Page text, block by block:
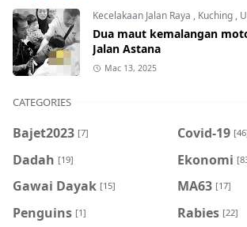
Kecelakaan Jalan Raya , Kuching ,
Dua maut kemalangan
Jalan Astana
Mac 13, 2025
CATEGORIES
Bajet2023 [7] Covid-19
Dadah [19] Ekonomi
Gawai Dayak [15] MA63 [17]
Penguins [1] Rabies [22]